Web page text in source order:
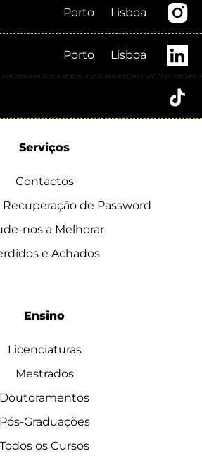
Porto Lisboa
Porto Lisboa
Serviços
Contactos
de Password
nos a Melhorar
e Achados
Ensino
Licenciaturas
Mestrados
Doutoramentos
Pós-Graduações
Todos os Cursos